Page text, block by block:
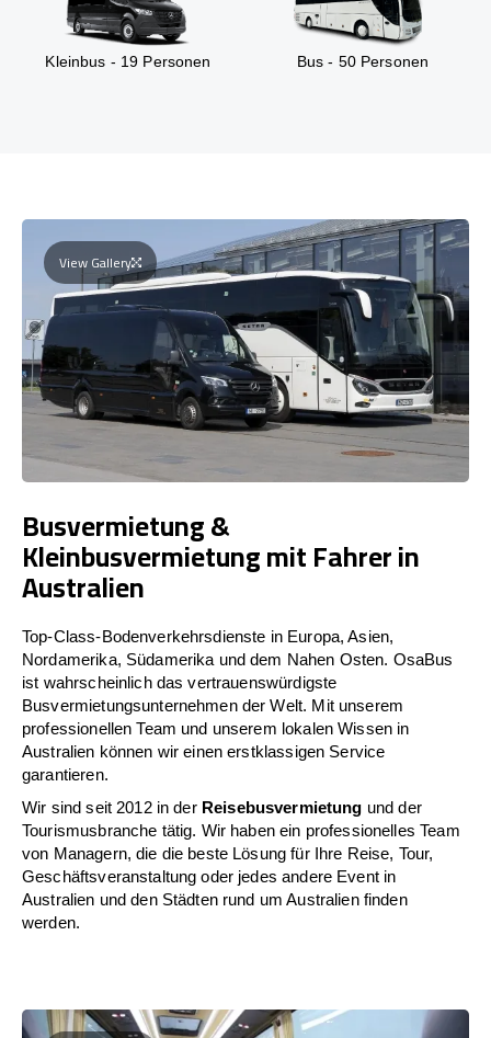
Kleinbus - 19 Personen Bus - 50 Personen
View Gallery
Busvermietung &
Kleinbusvermietung mit Fahrer in
Australien
Top-Class-Bodenverkehrsdienste in Europa, Asien,
Nordamerika, Südamerika und dem Nahen Osten. OsaBus
ist wahrscheinlich das vertrauenswürdigste
Busvermietungsunternehmen der Welt. Mit unserem
professionellen Team und unserem lokalen Wissen in
Australien können wir einen erstklassigen Service
garantieren.
Wir sind seit 2012 in der Reisebusvermietung und der
Tourismusbranche tätig. Wir haben ein professionelles Team
von Managern, die die beste Lösung für Ihre Reise, Tour,
Geschäftsveranstaltung oder jedes andere Event in
Australien und den Städten rund um Australien finden
werden.